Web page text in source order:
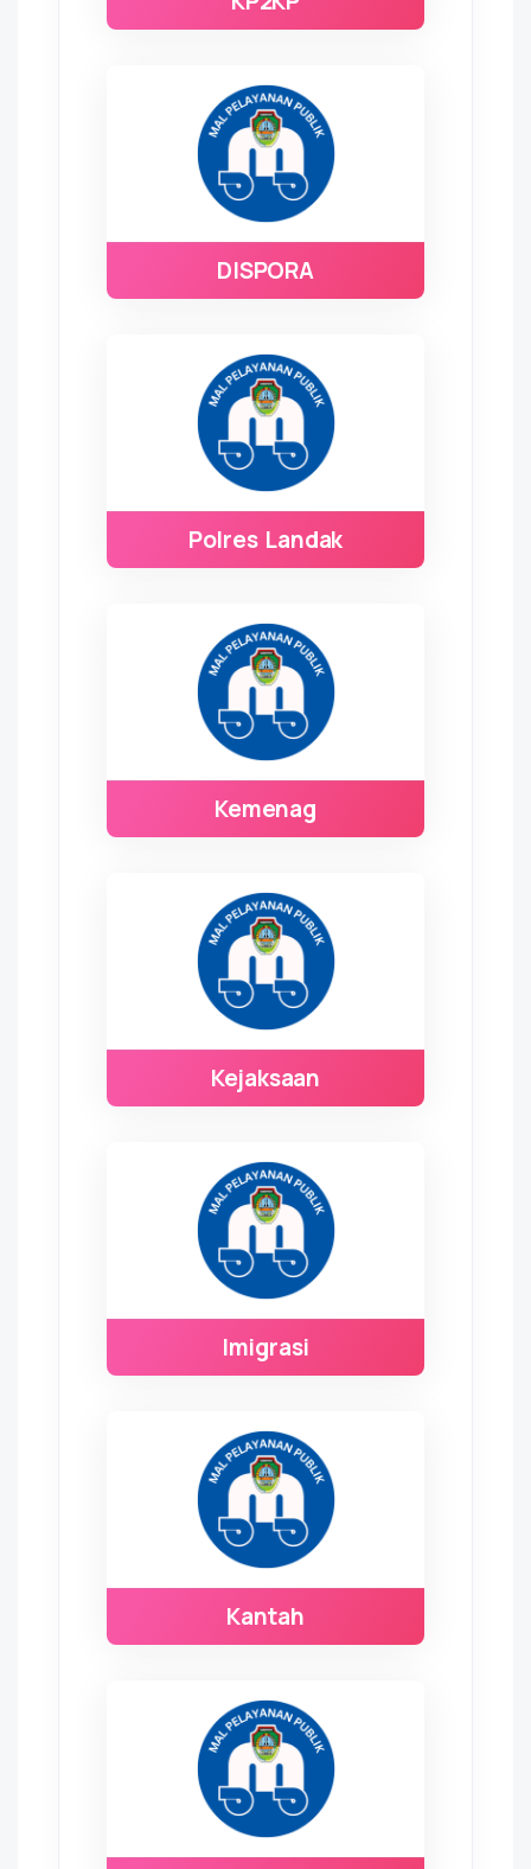
DISPORA
Polres Landak
Kemenag
Kejaksaan
Imigrasi
Kantah